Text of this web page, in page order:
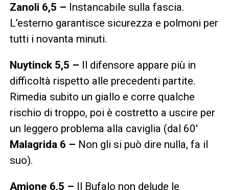
Zanoli 6,5 – Instancabile sulla fascia.
L’esterno garantisce sicurezza e polmoni per
tutti i novanta minuti.
Nuytinck 5,5 – Il difensore appare più in
difficoltà rispetto alle precedenti partite.
Rimedia subito un giallo e corre qualche
rischio di troppo, poi è costretto a uscire per
un leggero problema alla caviglia (dal 60′
Malagrida 6 – Non gli si può dire nulla, fa il
suo).
Amione 6,5 – Il Bufalo non delude le